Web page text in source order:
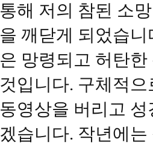
통해 저의 참된 소
을 깨닫게 되었습
은 망령되고 허탄
것입니다. 구체적
동영상을 버리고
겠습니다. 작년에